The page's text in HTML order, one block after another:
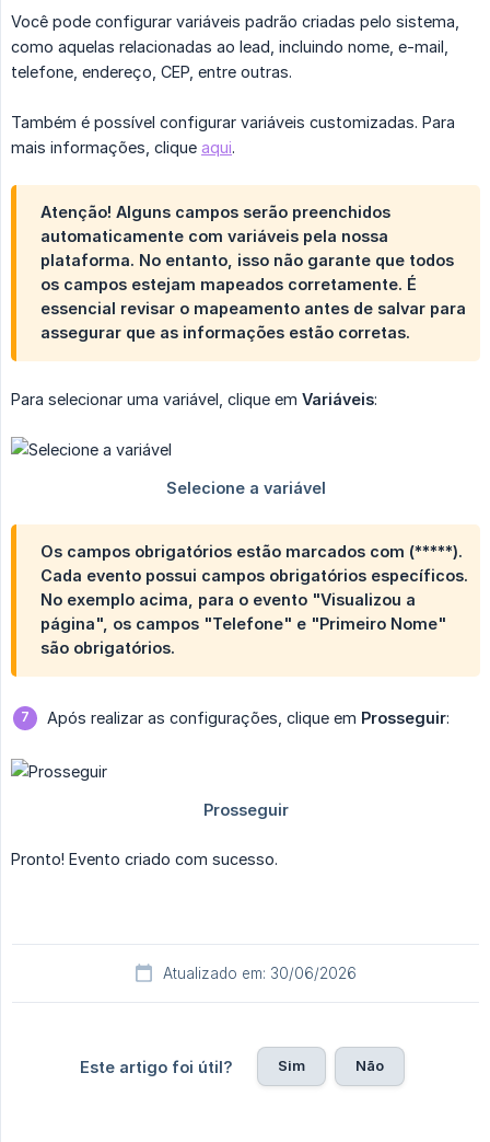
Você pode configurar variáveis padrão criadas pelo sistema,
como aquelas relacionadas ao lead, incluindo nome, e-mail,
telefone, endereço, CEP, entre outras.
Também é possível configurar variáveis customizadas. Para
mais informações, clique aqui.
Atenção! Alguns campos serão preenchidos
automaticamente com variáveis pela nossa
plataforma. No entanto, isso não garante que todos
os campos estejam mapeados corretamente. É
essencial revisar o mapeamento antes de salvar para
assegurar que as informações estão corretas.
Para selecionar uma variável, clique em Variáveis:
Os campos obrigatórios estão marcados com (*****).
Cada evento possui campos obrigatórios específicos.
No exemplo acima, para o evento "Visualizou a
página", os campos "Telefone" e "Primeiro Nome"
são obrigatórios.
Após realizar as configurações, clique em Prosseguir:
Pronto! Evento criado com sucesso.
Atualizado em: 30/06/2026
Este artigo foi útil? Sim Não